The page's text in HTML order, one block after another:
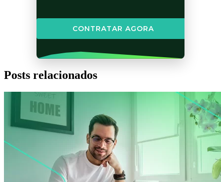
CONTRATAR AGORA
Posts relacionados